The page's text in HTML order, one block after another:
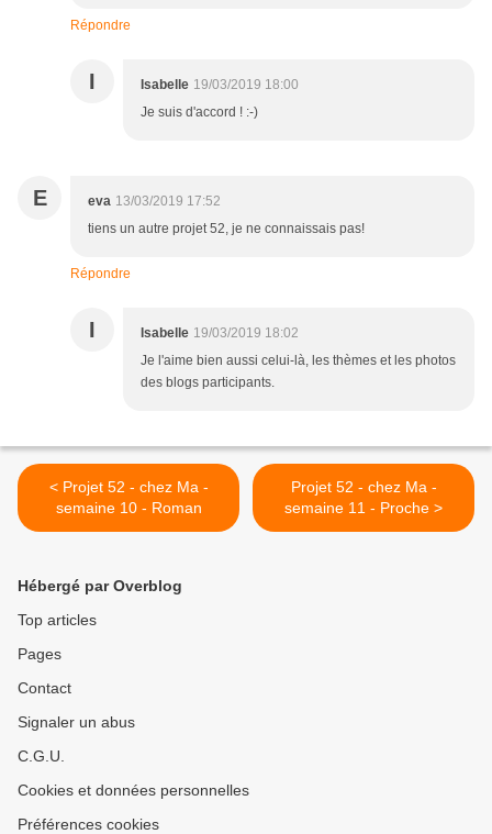
Répondre
I Isabelle 19/03/2019 18:00
Je suis d'accord ! :-)
E eva 13/03/2019 17:52
tiens un autre projet 52, je ne connaissais pas!
Répondre
I Isabelle 19/03/2019 18:02
Je l'aime bien aussi celui-là, les thèmes et les photos
des blogs participants.
< Projet 52 - chez Ma -
semaine 10 - Roman
Projet 52 - chez Ma -
semaine 11 - Proche >
Hébergé par Overblog
Top articles
Pages
Contact
Signaler un abus
C.G.U.
Cookies et données personnelles
Préférences cookies